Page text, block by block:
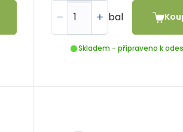
bal
Skladem - připraveno k